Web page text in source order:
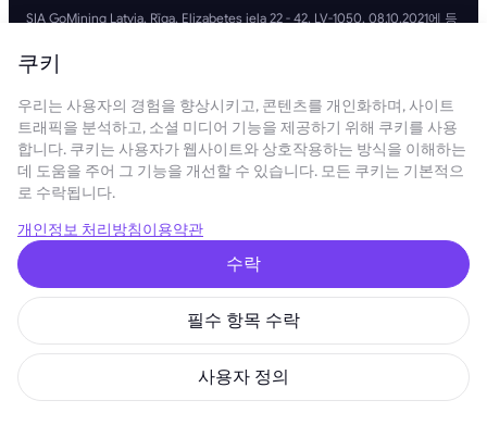
SIA GoMining Latvia, Rīga, Elizabetes iela 22 - 42, LV-1050, 08.10.2021에 등
GoMining (BVI) Limited, Trinity Chambers, PO Box 4301, Road Town,
Tortola, British Virgin Islands, BVI company number: 2110978
Islands VG 1110
GoMining (British Virgin Islands) Limited, SIA GoMining Latvia 및 BMINE
BVI LIMITED는 모든 해당 법률 및 규정을 완전히 준수하며 자금 세탁, 테러 자
금 조달 및 확산 금융 방지에 전념합니다. 당사는 모든 관련 자금 세탁 방지
및 테러 자금 조달 의무뿐만 아니라 확산 금융 방지 조치를 엄격하게 준수하
여 운영 및 서비스의 무결성과 보안을 유지하는 최고 수준의 표준을 준수합
GoMining (Cyprus) Limited, a company, incorporated, organized and
existing under the laws of Cyprus with registration number HE 450955,
having its registered address at 28 Oktovriou, 339, TRILOGY EAST
TOWER, 3rd floor, Flat/Office 305, 3106, Limassol, Cyprus.
본 웹사이트에 제공된 콘텐츠는 투자 제안 또는 권장 사항이 아닙니다. 여기
에 제시된 데이터에는 대략적인 수치가 포함될 수 있으며 투자 결정의 근거
로 사용되어서는 안 됩니다. 이와 관련하여 당사 서비스를 이용하기 전에 당
사 제품 및 서비스와 관련된 위험을 독립적으로 평가하는 것이 좋습니다. 본
웹사이트 및 당사 서비스에 접속하고 이용함으로써 귀하는 당사의 이용약관
및 개인정보 처리방침을 준수하는 데 동의하는 것입니다. 궁금한 점이 있으
시면 언제든지 문의해 주세요.
쿠키
우리는 사용자의 경험을 향상시키고, 콘텐츠를 개인화하며, 사이트
트래픽을 분석하고, 소셜 미디어 기능을 제공하기 위해 쿠키를 사용
합니다. 쿠키는 사용자가 웹사이트와 상호작용하는 방식을 이해하는
데 도움을 주어 그 기능을 개선할 수 있습니다. 모든 쿠키는 기본적으
로 수락됩니다.
개인정보 처리방침이용약관
수락
필수 항목 수락
사용자 정의